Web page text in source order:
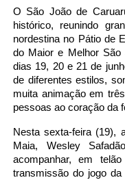
O São João de
histórico, reunindo
nordestina no Pátio de
do Maior e Melhor São
dias 19, 20 e 21 de
de diferentes estilos,
muita animação em
pessoas ao coração da
Nesta sexta-feira (19),
Maia, Wesley
acompanhar, em
transmissão do jogo